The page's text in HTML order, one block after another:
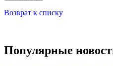
Возврат к списку
Популярные